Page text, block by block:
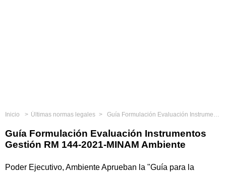
Inicio Últimas normas legales Guía Formulación Evaluación Instrumentos Gestión RM 144-2021-MINAM Ambiente
Guía Formulación Evaluación Instrumentos
Gestión RM 144-2021-MINAM Ambiente
Poder Ejecutivo, Ambiente Aprueban la "Guía para la